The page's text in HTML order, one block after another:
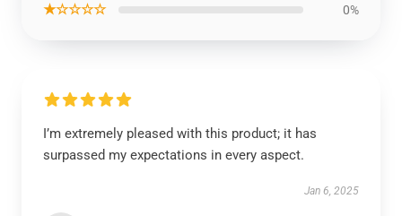
★☆☆☆☆ 0%
I’m extremely pleased with this product; it has
surpassed my expectations in every aspect.
Jan 6, 2025